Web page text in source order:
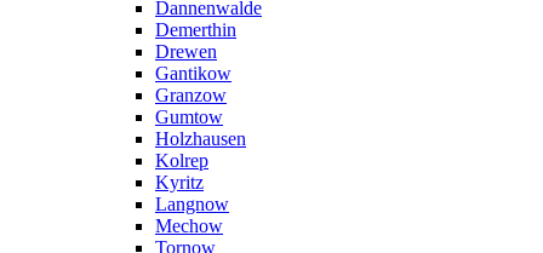
Dannenwalde
Demerthin
Drewen
Gantikow
Granzow
Gumtow
Holzhausen
Kolrep
Kyritz
Langnow
Mechow
Tornow